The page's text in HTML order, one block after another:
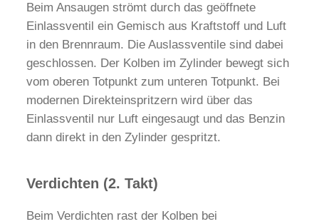
Beim Ansaugen strömt durch das geöffnete
Einlassventil ein Gemisch aus Kraftstoff und Luft
in den Brennraum. Die Auslassventile sind dabei
geschlossen. Der Kolben im Zylinder bewegt sich
vom oberen Totpunkt zum unteren Totpunkt. Bei
modernen Direkteinspritzern wird über das
Einlassventil nur Luft eingesaugt und das Benzin
dann direkt in den Zylinder gespritzt.
Verdichten (2. Takt)
Beim Verdichten rast der Kolben bei